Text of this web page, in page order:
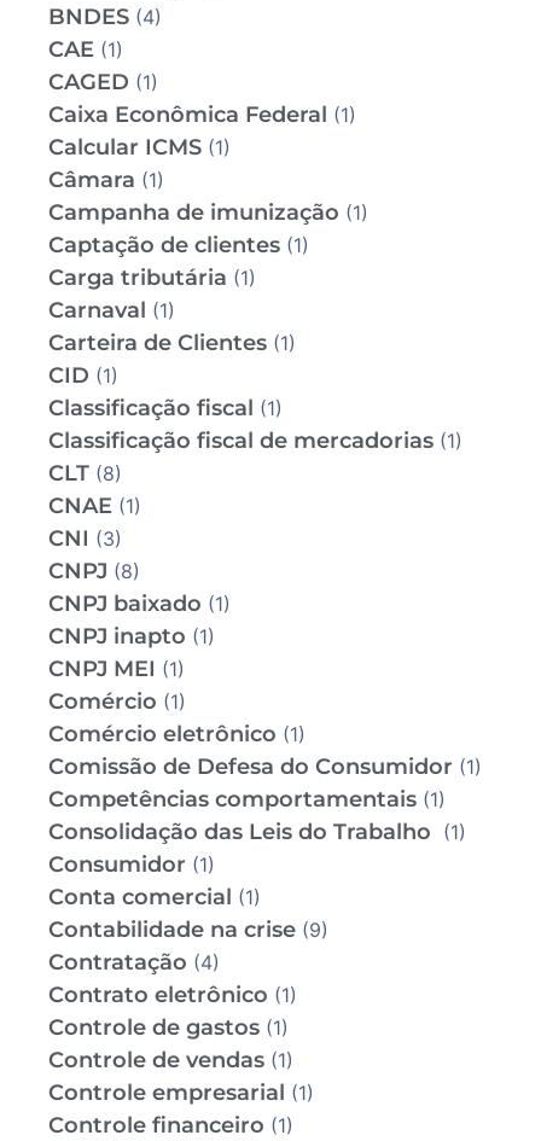
BNDES (4)
CAE (1)
CAGED (1)
Caixa Econômica Federal (1)
Calcular ICMS (1)
Câmara (1)
Campanha de imunização (1)
Captação de clientes (1)
Carga tributária (1)
Carnaval (1)
Carteira de Clientes (1)
CID (1)
Classificação fiscal (1)
Classificação fiscal de mercadorias (1)
CLT (8)
CNAE (1)
CNI (3)
CNPJ (8)
CNPJ baixado (1)
CNPJ inapto (1)
CNPJ MEI (1)
Comércio (1)
Comércio eletrônico (1)
Comissão de Defesa do Consumidor (1)
Competências comportamentais (1)
Consolidação das Leis do Trabalho (1)
Consumidor (1)
Conta comercial (1)
Contabilidade na crise (9)
Contratação (4)
Contrato eletrônico (1)
Controle de gastos (1)
Controle de vendas (1)
Controle empresarial (1)
Controle financeiro (1)